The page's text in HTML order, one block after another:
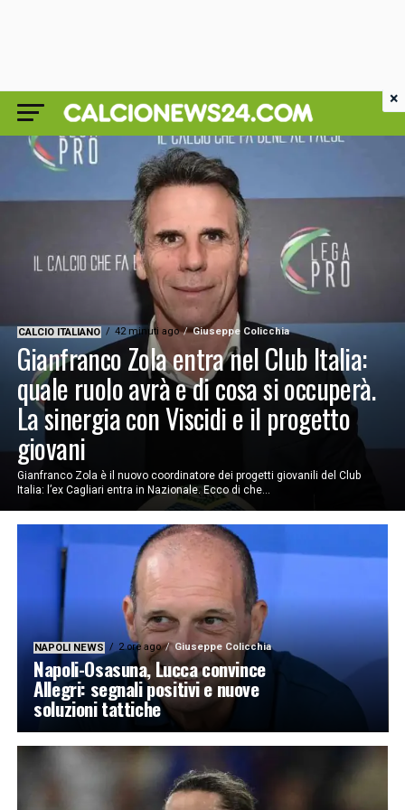
CALCIO ITALIANO 42 minuti ago Giuseppe Colicchia
Gianfranco Zola entra nel Club Italia:
quale ruolo avrà e di cosa si occuperà.
La sinergia con Viscidi e il progetto
giovani
Gianfranco Zola è il nuovo coordinatore dei progetti giovanili del Club
Italia: l’ex Cagliari entra in Nazionale. Ecco di che...
NAPOLI NEWS 2 ore ago Giuseppe Colicchia
Napoli-Osasuna, Lucca convince
Allegri: segnali positivi e nuove
soluzioni tattiche
×